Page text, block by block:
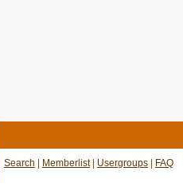
Search Memberlist| Usergroups FAQ